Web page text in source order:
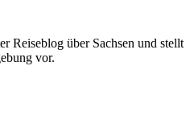
Reiseblog über Sachsen und stellt
vor.